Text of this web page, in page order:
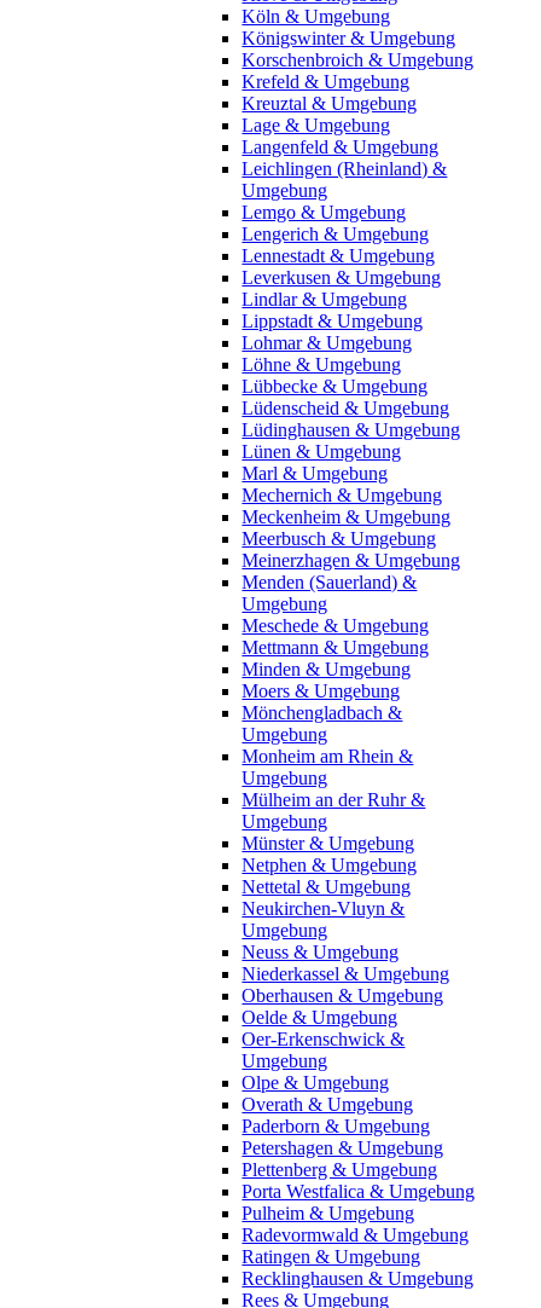
Köln & Umgebung
Königswinter & Umgebung
Korschenbroich & Umgebung
Krefeld & Umgebung
Kreuztal & Umgebung
Lage & Umgebung
Langenfeld & Umgebung
Leichlingen (Rheinland) &
Umgebung
Lemgo & Umgebung
Lengerich & Umgebung
Lennestadt & Umgebung
Leverkusen & Umgebung
Lindlar & Umgebung
Lippstadt & Umgebung
Lohmar & Umgebung
Löhne & Umgebung
Lübbecke & Umgebung
Lüdenscheid & Umgebung
Lüdinghausen & Umgebung
Lünen & Umgebung
Marl & Umgebung
Mechernich & Umgebung
Meckenheim & Umgebung
Meerbusch & Umgebung
Meinerzhagen & Umgebung
Menden (Sauerland) &
Umgebung
Meschede & Umgebung
Mettmann & Umgebung
Minden & Umgebung
Moers & Umgebung
Mönchengladbach &
Umgebung
Monheim am Rhein &
Umgebung
Mülheim an der Ruhr &
Umgebung
Münster & Umgebung
Netphen & Umgebung
Nettetal & Umgebung
Neukirchen-Vluyn &
Umgebung
Neuss & Umgebung
Niederkassel & Umgebung
Oberhausen & Umgebung
Oelde & Umgebung
Oer-Erkenschwick &
Umgebung
Olpe & Umgebung
Overath & Umgebung
Paderborn & Umgebung
Petershagen & Umgebung
Plettenberg & Umgebung
Porta Westfalica & Umgebung
Pulheim & Umgebung
Radevormwald & Umgebung
Ratingen & Umgebung
Recklinghausen & Umgebung
Rees & Umgebung